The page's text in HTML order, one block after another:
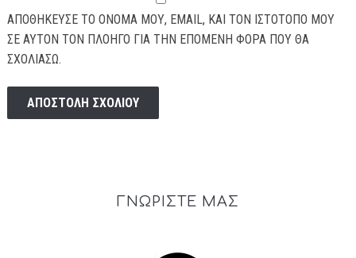
ΑΠΟΘΉΚΕΥΣΕ ΤΟ ΌΝΟΜΆ ΜΟΥ, EMAIL, ΚΑΙ ΤΟΝ ΙΣΤΌΤΟΠΟ ΜΟΥ
ΣΕ ΑΥΤΌΝ ΤΟΝ ΠΛΟΗΓΌ ΓΙΑ ΤΗΝ ΕΠΌΜΕΝΗ ΦΟΡΆ ΠΟΥ ΘΑ
ΣΧΟΛΙΆΣΩ.
ΓΝΩΡΙΣΤΕ ΜΑΣ